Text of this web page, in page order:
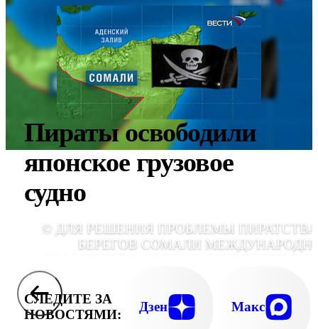
Пираты освободили
японское грузовое
судно
© ДЛЯ РЕШЕНИЯ ПРОБЛЕМЫ
БЕРЕГОВ СОМАЛИ
СТРАНУ ПОЛИТИЧЕСКУЮ
ОКАЗАТЬ ЭКОНОМИЧЕСКУЮ
СЛЕДИТЕ ЗА
НОВОСТЯМИ:
Дзен Макс